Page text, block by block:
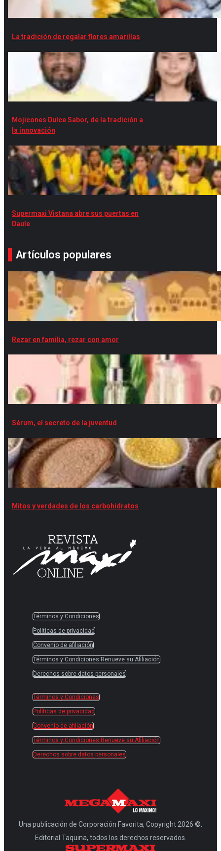
La tradición de regalar flores amarillas
Mojicones Dulce Sabor, de la tradición a
la innovación
Supermaxi Vistana abre sus puertas en
Daule
Artículos populares
Rezar en familia, rezar con amor
Sérum, el secreto de la juventud
Mitos y verdades de los carbohidratos
Términos y Condiciones
Políticas de privacidad
Convenio de afiliación
Términos y Condiciones Renueve su Afiliación
Derechos sobre datos personales
Términos y Condiciones
Políticas de privacidad
Convenio de afiliación
Términos y Condiciones Renueve su Afiliación
Derechos sobre datos personales
Una publicación de Corporación Favorita, Copyright 2026 ©.
Editorial Taquina, todos los derechos reservados.